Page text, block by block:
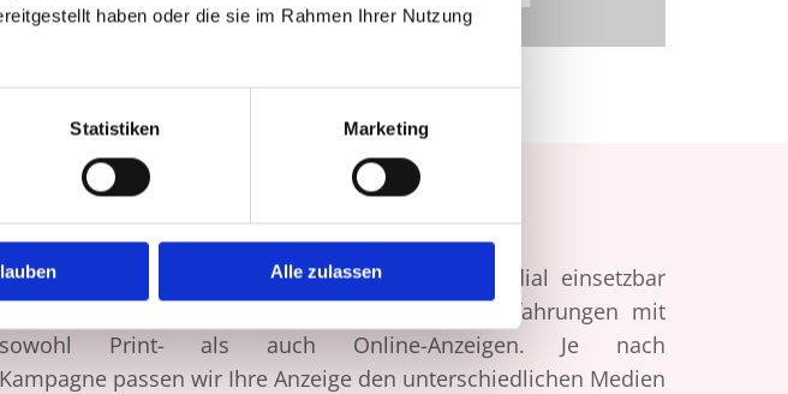
haben oder die sie im Rahmen Ihrer Nutzung
Statistiken Marketing
Alle zulassen
Anzeigengestaltung
Wie auch das Logo, müssen Anzeigen cross-medial einsetzbar
sein. Wir als Medienhaus haben langjährige Erfahrungen mit
sowohl Print- als auch Online-Anzeigen. Je nach
Kampagne passen wir Ihre Anzeige den unterschiedlichen Medien